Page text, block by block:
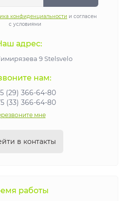
конфиденциальности и согласен
с условиями
адрес:
9 Stelsvelo
нам:
(29) 366-64-80
(33) 366-64-80
мне
в контакты
работы